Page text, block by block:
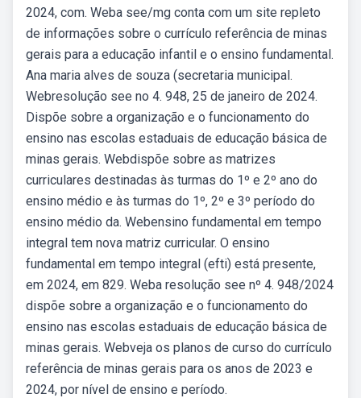
2024, com. Weba see/mg conta com um site repleto
de informações sobre o currículo referência de minas
gerais para a educação infantil e o ensino fundamental.
Ana maria alves de souza (secretaria municipal.
Webresolução see no 4. 948, 25 de janeiro de 2024.
Dispõe sobre a organização e o funcionamento do
ensino nas escolas estaduais de educação básica de
minas gerais. Webdispõe sobre as matrizes
curriculares destinadas às turmas do 1º e 2º ano do
ensino médio e às turmas do 1º, 2º e 3º período do
ensino médio da. Webensino fundamental em tempo
integral tem nova matriz curricular. O ensino
fundamental em tempo integral (efti) está presente,
em 2024, em 829. Weba resolução see nº 4. 948/2024
dispõe sobre a organização e o funcionamento do
ensino nas escolas estaduais de educação básica de
minas gerais. Webveja os planos de curso do currículo
referência de minas gerais para os anos de 2023 e
2024, por nível de ensino e período.